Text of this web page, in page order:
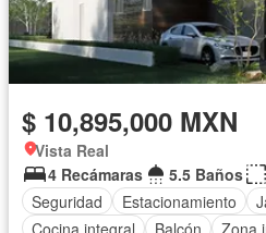
$ 10,895,000 MXN
Vista Real
4 Recámaras
5.5 Baños
Seguridad
Estacionamiento
Cocina integral
Balcón Zona